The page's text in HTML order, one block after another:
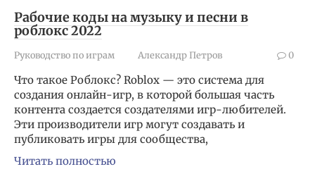
Рабочие коды на музыку и песни в
роблокс 2022
Руководство по играм Александр Петров 0
Что такое Роблокс? Roblox — это система для
создания онлайн-игр, в которой большая часть
контента создается создателями игр-любителей.
Эти производители игр могут создавать и
публиковать игры для сообщества,
Читать полностью